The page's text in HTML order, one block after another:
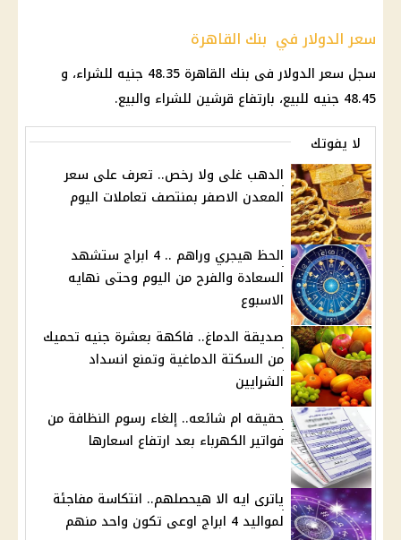
سعر الدولار في بنك القاهرة
سجل سعر الدولار فى بنك القاهرة 48.35 جنيه للشراء، و
48.45 جنيه للبيع، بارتفاع قرشين للشراء والبيع.
لا يفوتك
الدهب غلى ولا رخص.. تعرف على سعر
المعدن الاصفر بمنتصف تعاملات اليوم
الحظ هيجري وراهم .. 4 ابراج ستشهد
السعادة والفرح من اليوم وحتى نهايه
الاسبوع
صديقة الدماغ.. فاكهة بعشرة جنيه تحميك
من السكتة الدماغية وتمنع انسداد
الشرايين
حقيقه ام شائعه.. إلغاء رسوم النظافة من
فواتير الكهرباء بعد ارتفاع اسعارها
ياترى ايه الا هيحصلهم.. انتكاسة مفاجئة
لمواليد 4 ابراج اوعى تكون واحد منهم